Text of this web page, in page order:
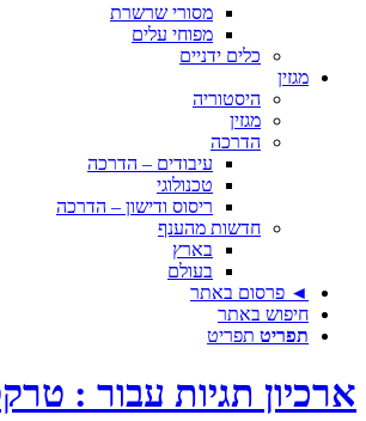
מסורי שרשרת
מפוחי עלים
כלים ידניים
מגזין
היסטוריה
מגזין
הדרכה
עיבודים – הדרכה
טכנולוגי
ריסוס ודישון – הדרכה
חדשות מהענף
בארץ
בעולם
◄ פרסום באתר
חיפוש באתר
תפריט תפריט
ארכיון תגיות עבור :